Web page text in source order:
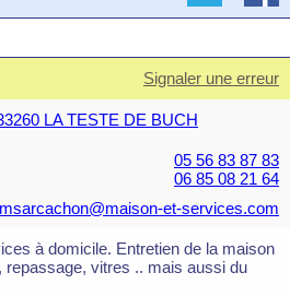
Signaler une erreur
LA TESTE DE BUCH
05 56 83 87 83
06 85 08 21 64
msarcachon@maison-et-services.com
à domicile. Entretien de la maison
repassage, vitres .. mais aussi du